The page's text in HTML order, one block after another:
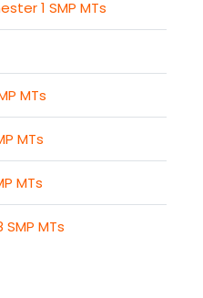
1 SMP MTs
MTs
MTs
MTs
MTs